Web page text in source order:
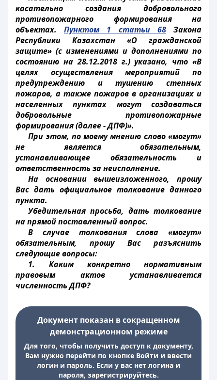
касательно создания добровольного
противопожарного формирования на
объектах.Пунктом 1 статьи 68Закона
Республики Казахстан «О гражданской
защите» (с изменениями и дополнениями по
состоянию на 28.12.2018 г.) указано, что «В
целях осуществления мероприятий по
предупреждению и тушению степных
пожаров, а также пожаров в организациях и
населенных пунктах могут создаваться
добровольные противопожарные
формирования (далее - ДПФ)».
При этом, по моему мнению слово «могут»
не является обязательным,
устанавливающее обязательность и
ответственность за неисполнение.
На основании вышеизложенного, прошу
Вас дать официальное толкование данного
пункта.
Убедительная просьба, дать толкование
на прямой поставленный вопрос.
В случае толкования слова «могут»
обязательным, прошу Вас разъяснить
следующие вопросы:
1. Каким конкретно нормативным
правовым актов устанавливается
численность ДПФ?
Документ показан в сокращенном
демонстрационном режиме
Для того, чтобы получить доступ к документу,
Вам нужно перейти по кнопке Войти и ввести
логин и пароль. Если у вас нет логина и
пароля, зарегистрируйтесь.